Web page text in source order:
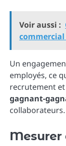
Voir aussi :
Un
employés, ce
recrutement et
gagnant-
collaborateurs.
Mesurer